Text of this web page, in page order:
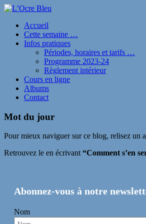
Accueil
Cette semaine …
Infos pratiques
Périodes, horaires et tarifs …
Programme 2023-24
Règlement intérieur
Cours en ligne
Albums
Contact
Mot du jour
Pour mieux naviguer sur ce blog, relisez un
Retrouvez le en écrivant“Comment s’en
Abonnez-vous à notre
Nom